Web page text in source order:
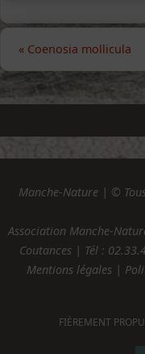
«Coenosia mollicula
Manche-Nature | ©
Association Manche-
Coutances | Tél :
Mentions légales|
FIÈREMENT